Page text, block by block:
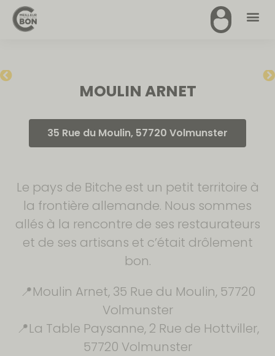
MOULIN ARNET
35 Rue du Moulin, 57720 Volmunster
Le pays de Bitche est un petit territoire à
la frontière allemande. Nous sommes
allés à la rencontre de ses restaurateurs
et de ses artisans et c’était drôlement
bon.
📍Moulin Arnet, 35 Rue du Moulin, 57720
Volmunster
📍La Table Paysanne, 2 Rue de Hottviller,
57720 Volmunster